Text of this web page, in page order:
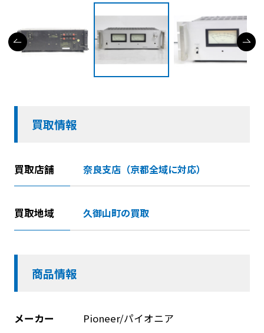
買取情報
買取店舗 奈良支店（京都全域に対応）
買取地域 久御山町の買取
商品情報
メーカー Pioneer/パイオニア